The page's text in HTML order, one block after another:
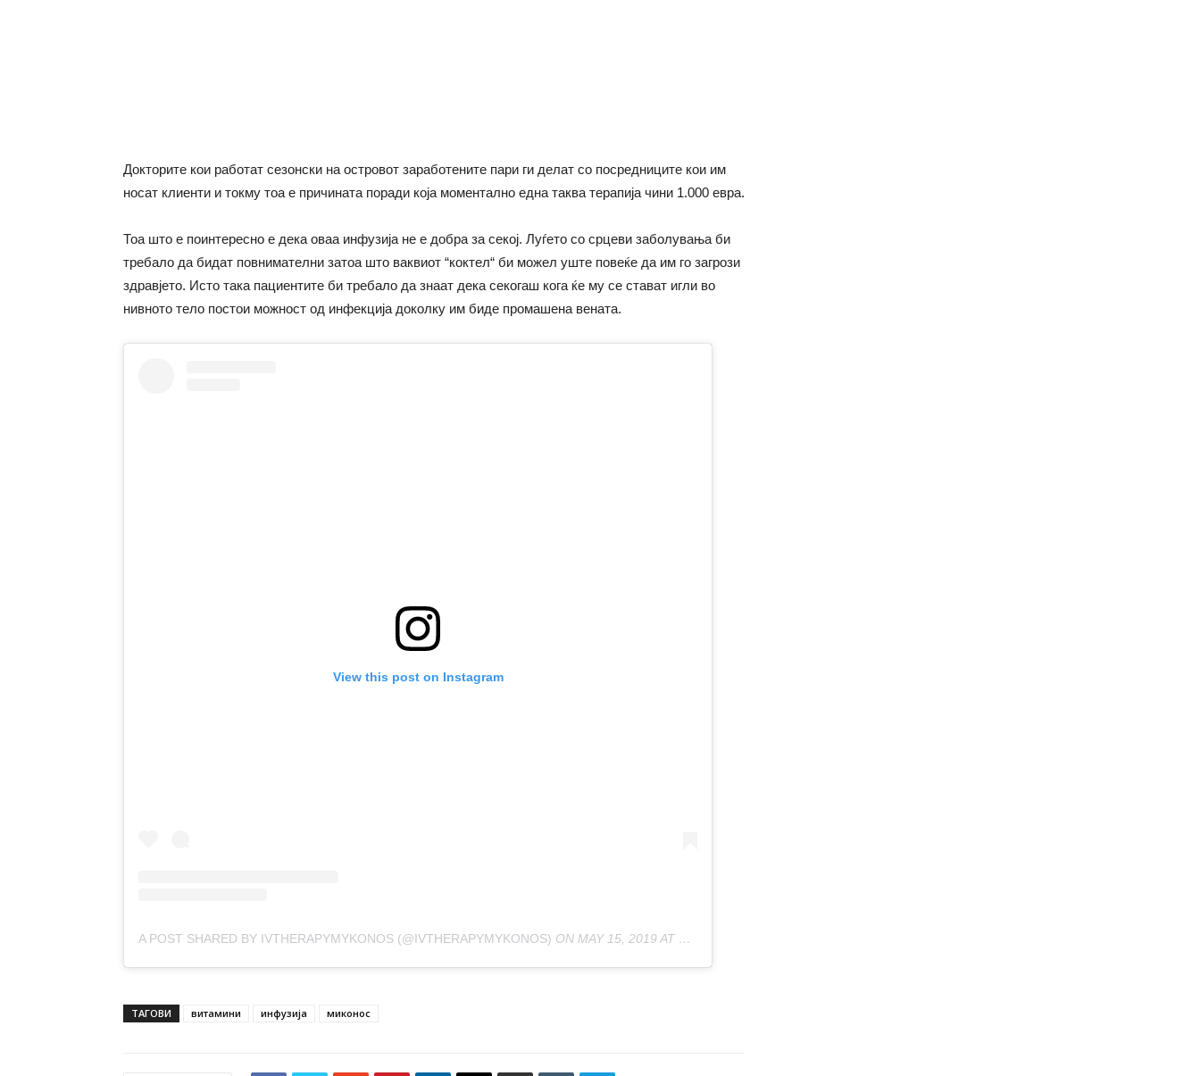
Докторите кои работат сезонски на островот заработените пари ги делат со посредниците кои им
носат клиенти и токму тоа е причината поради која моментално една таква терапија чини 1.000 евра.
Тоа што е поинтересно е дека оваа инфузија не е добра за секој. Луѓето со срцеви заболувања би
требало да бидат повнимателни затоа што ваквиот “коктел“ би можел уште повеќе да им го загрози
здравјето. Исто така пациентите би требало да знаат дека секогаш кога ќе му се стават игли во
нивното тело постои можност од инфекција доколку им биде промашена вената.
View this post on Instagram
A POST SHARED BY IVTHERAPYMYKONOS (@IVTHERAPYMYKONOS) ON MAY 15, 2019 AT 12:19AM PDT
ТАГОВИ витамини инфузија миконос